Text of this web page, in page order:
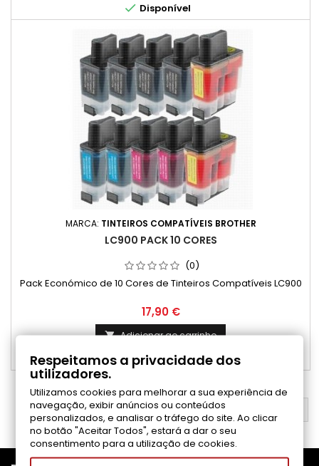
 Disponível
MARCA: TINTEIROS COMPATÍVEIS BROTHER
LC900 PACK 10 CORES
(0)
Pack Económico de 10 Cores de Tinteiros Compatíveis LC900
Preço
17,90 €
 Adicionar ao carrinho
Disponível
VOLTAR AO TOPO
Respeitamos a privacidade dos
utilizadores.
Utilizamos cookies para melhorar a sua experiência de
navegação, exibir anúncios ou conteúdos
personalizados, e analisar o tráfego do site. Ao clicar
no botão "Aceitar Todos", estará a dar o seu
consentimento para a utilização de cookies.